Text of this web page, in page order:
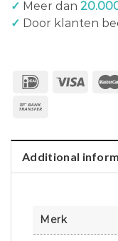
✓ Meer dan
✓ Door klanten
Additional
Merk